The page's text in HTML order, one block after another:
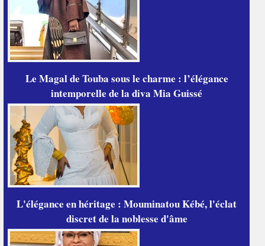
Le Magal de Touba sous le charme : l’élégance
intemporelle de la diva Mia Guissé
L'élégance en héritage : Mouminatou Kébé, l'éclat
discret de la noblesse d'âme